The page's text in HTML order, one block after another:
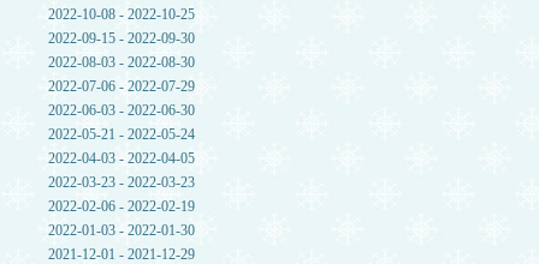
2022-10-08 - 2022-10-25
2022-09-15 - 2022-09-30
2022-08-03 - 2022-08-30
2022-07-06 - 2022-07-29
2022-06-03 - 2022-06-30
2022-05-21 - 2022-05-24
2022-04-03 - 2022-04-05
2022-03-23 - 2022-03-23
2022-02-06 - 2022-02-19
2022-01-03 - 2022-01-30
2021-12-01 - 2021-12-29